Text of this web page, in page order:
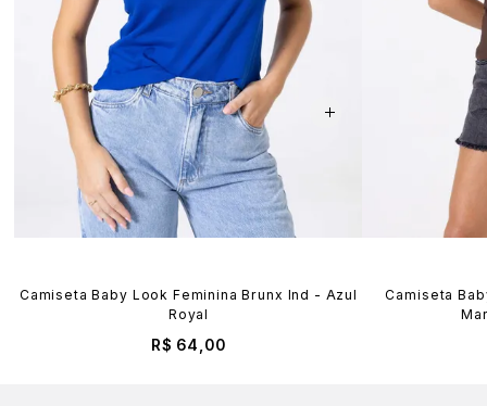
Camiseta Baby Look Feminina Brunx Ind - Azul
Royal
R$ 64,00
Camiseta